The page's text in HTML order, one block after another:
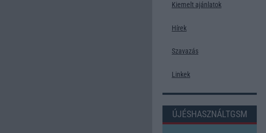
Kiemelt ajánlatok
Hírek
Szavazás
Linkek
ÚJÉSHASZNÁLTGSM